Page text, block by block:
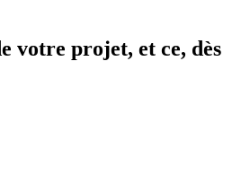
votre projet, et ce, dès